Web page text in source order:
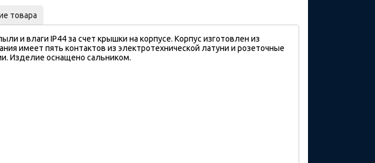
товара
и влаги IP44 за счет крышки на корпусе. Корпус изготовлен из
имеет пять контактов из электротехнической латуни и розеточные
Изделие оснащено сальником.